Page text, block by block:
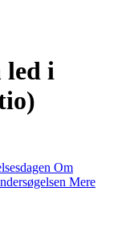
led i
Om
Mere